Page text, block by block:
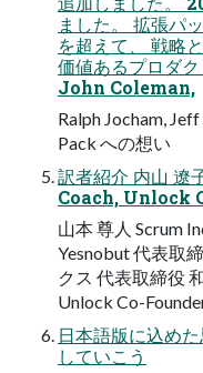
ました。 拡張パ
を超えて、 戦略
価値あるプロダク
John Coleman,
Ralph Jocham,
Pack への想い
訳者紹介 内山
Coach, Unlock
山本 尊人 Scrum
Yesnobut 代表取
クス 代表取締役
Unlock Co-
日本語版に込め
していこう